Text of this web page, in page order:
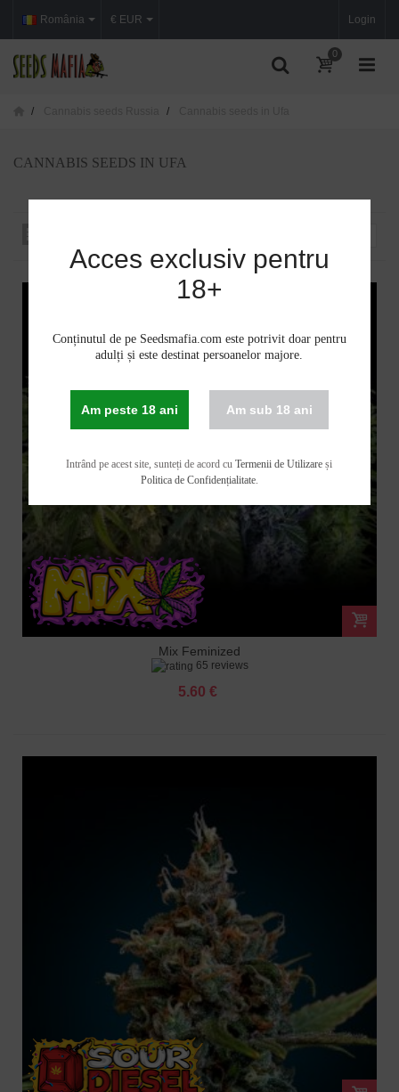
România Login
€ EUR
0
CANNABIS SEEDS IN UFA
Mix Feminized
65 reviews
5.60 €
Acces exclusiv pentru
18+
Conținutul de pe Seedsmafia.com este potrivit doar pentru
adulți și este destinat persoanelor majore.
Am peste 18 ani Am sub 18 ani
Intrând pe acest site, sunteți de acord cuTermenii de Utilizare și
Politica de Confidențialitate.